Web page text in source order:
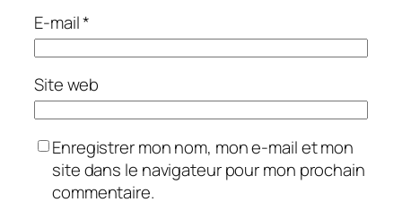
E-mail*
Site web
Enregistrer mon nom, mon e-mail et mon
site dans le navigateur pour mon prochain
commentaire.